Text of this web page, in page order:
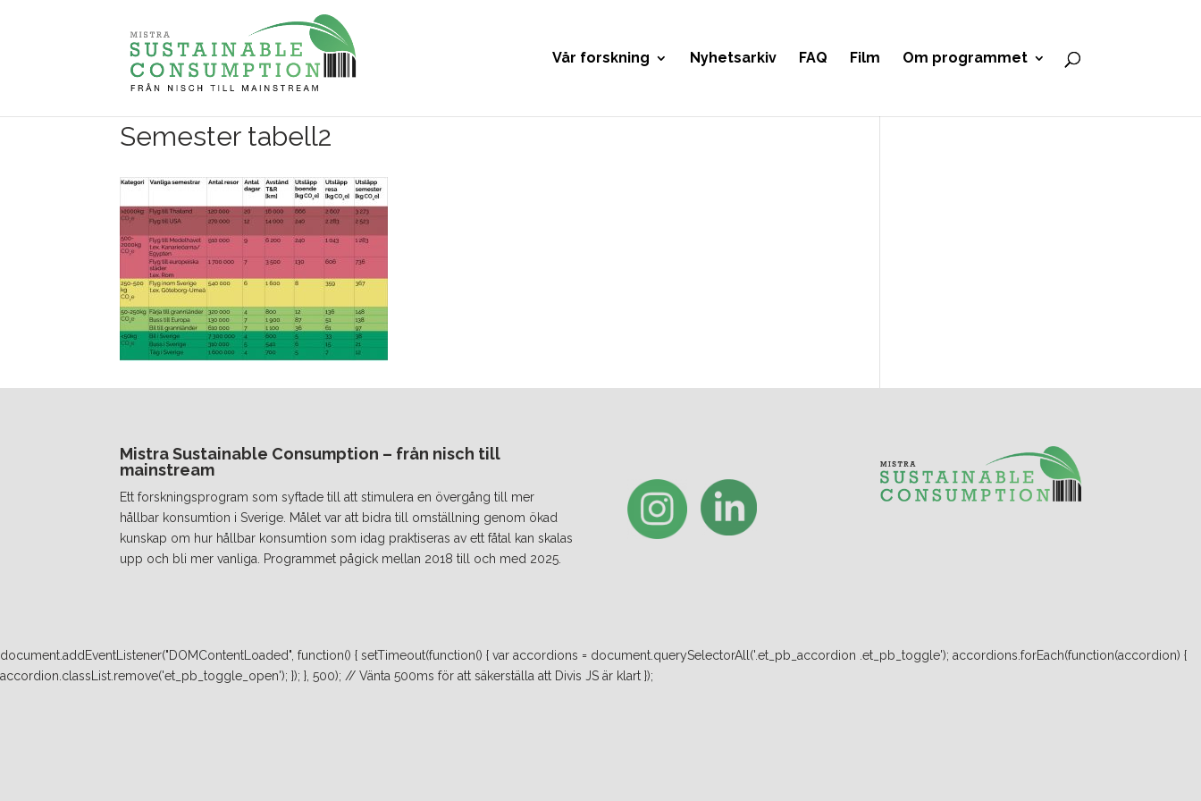
Vår forskning Nyhetsarkiv FAQ Film Om programmet
Semester tabell2
Mistra Sustainable Consumption – från nisch till
mainstream
Ett forskningsprogram som syftade till att stimulera en övergång till mer
hållbar konsumtion i Sverige. Målet var att bidra till omställning genom ökad
kunskap om hur hållbar konsumtion som idag praktiseras av ett fåtal kan skalas
upp och bli mer vanliga. Programmet pågick mellan 2018 till och med 2025.
document.addEventListener("DOMContentLoaded", function() { setTimeout(function() { var accordions = document.querySelectorAll('.et_pb_accordion .et_pb_toggle'); accordions.forEach(function(accordion) {
accordion.classList.remove('et_pb_toggle_open'); }); }, 500); // Vänta 500ms för att säkerställa att Divis JS är klart });